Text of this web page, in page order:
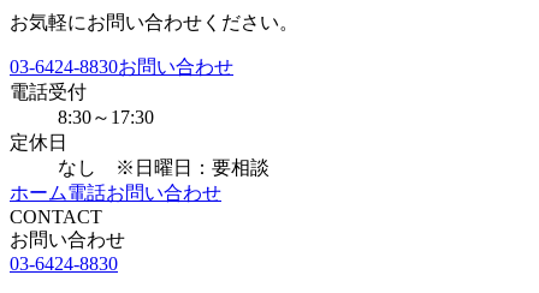
お気軽にお問い合わせください。
03-6424-8830お問い合わせ
電話受付
8:30～17:30
定休日
なし ※日曜日：要相談
ホーム電話お問い合わせ
CONTACT
お問い合わせ
03-6424-8830